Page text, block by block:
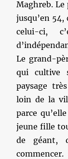
Maghreb. Le
jusqu’en
celui-ci,
Le grand-
qui cultive
paysage
loin de la
parce
jeune fille
de géant,